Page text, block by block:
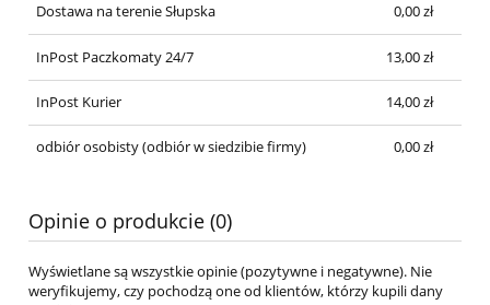
Dostawa na terenie Słupska
0,00 zł
InPost Paczkomaty 24/7 13,00 zł
InPost Kurier 14,00 zł
odbiór osobisty(odbiór w siedzibie firmy) 0,00 zł
Opinie o produkcie (0)
Wyświetlane są wszystkie opinie (pozytywne i negatywne). Nie
weryfikujemy, czy pochodzą one od klientów, którzy kupili dany